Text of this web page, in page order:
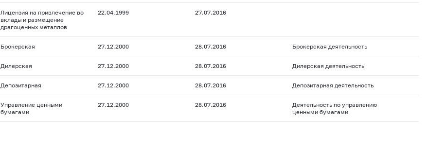
Лицензия на привлечение во
вклады и размещение
драгоценных металлов
22.04.1999 27.07.2016
Брокерская 27.12.2000 28.07.2016 Брокерская деятельность
Дилерская 27.12.2000 28.07.2016 Дилерская деятельность
Депозитарная 27.12.2000 28.07.2016 Депозитарная деятельность
Управление ценными
бумагами
27.12.2000 28.07.2016
Деятельность по управлению
ценными бумагами